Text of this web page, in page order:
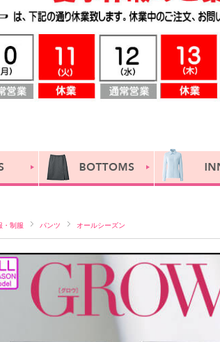
・制服 パンツ オールシーズン